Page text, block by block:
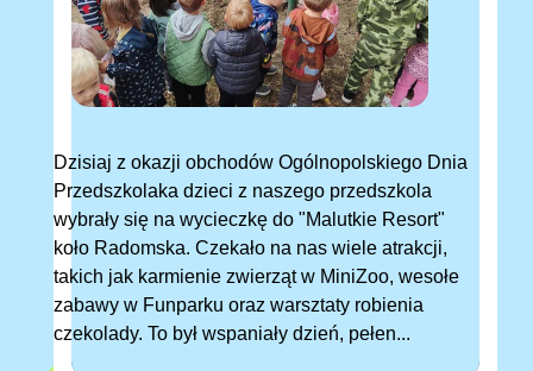
Dzisiaj z okazji obchodów Ogólnopolskiego Dnia
Przedszkolaka dzieci z naszego przedszkola
wybrały się na wycieczkę do "Malutkie Resort"
koło Radomska. Czekało na nas wiele atrakcji,
takich jak karmienie zwierząt w MiniZoo, wesołe
zabawy w Funparku oraz warsztaty robienia
czekolady. To był wspaniały dzień, pełen...